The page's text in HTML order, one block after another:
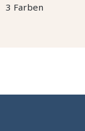
3 Farben